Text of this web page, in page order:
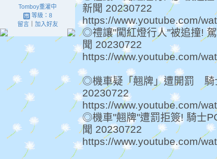
Tomboy重灌中
等級：8
留言｜ 加入好友
新聞 20230722
https://www.youtube.com/
◎禮讓"闖紅燈行人"被追撞!
聞 20230722
https://www.youtube.com/
◎機車疑「翹牌」遭開罰 騎
20230722
https://www.youtube.com/
◎機車"翹牌"遭罰拒簽! 騎士
聞 20230722
https://www.youtube.com/